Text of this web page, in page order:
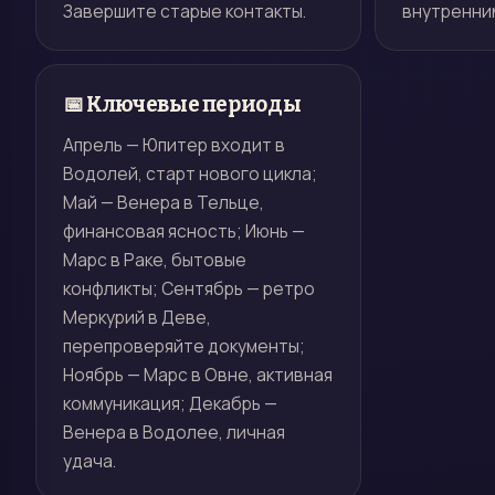
Завершите старые контакты.
📅 Ключевые периоды
Апрель — Юпитер входит в
Водолей, старт нового цикла;
Май — Венера в Тельце,
финансовая ясность; Июнь —
Марс в Раке, бытовые
конфликты; Сентябрь — ретро
Меркурий в Деве,
перепроверяйте документы;
Ноябрь — Марс в Овне, активная
коммуникация; Декабрь —
Венера в Водолее, личная
удача.